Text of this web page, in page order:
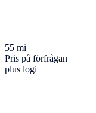
55 mi
Pris på förfrågan
plus logi